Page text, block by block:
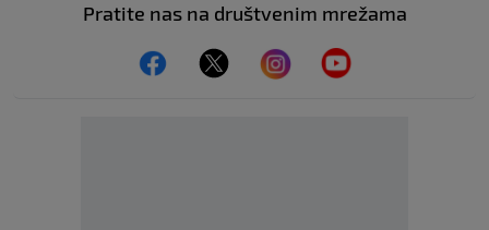
Pratite nas na društvenim mrežama